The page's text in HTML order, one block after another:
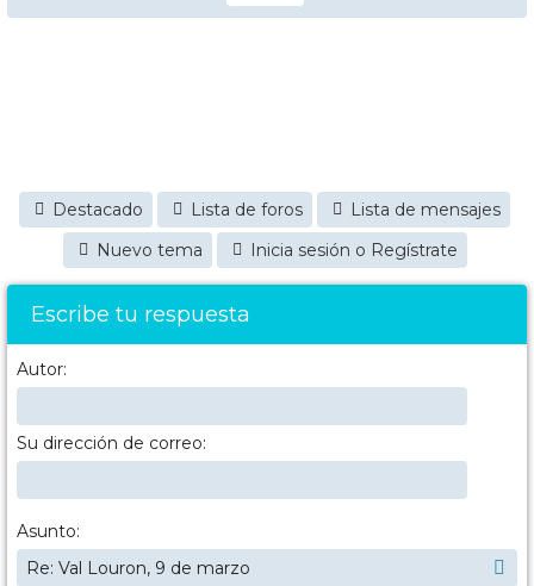
Destacado Lista de foros
Lista de mensajes
Nuevo tema
Inicia sesión o Regístrate
Escribe tu respuesta
Autor:
Su dirección de correo:
Asunto: